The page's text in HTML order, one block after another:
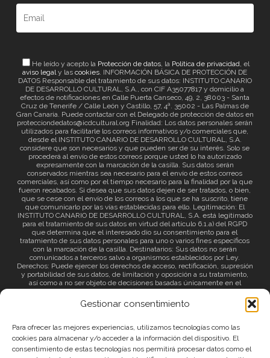
Gestionar consentimiento
Para ofrecer las mejores experiencias, utilizamos tecnologías como las
cookies para almacenar y/o acceder a la información del dispositivo. El
consentimiento de estas tecnologías nos permitirá procesar datos como el
He leído y acepto la Protección de datos, la Política de privacidad, el
aviso legaly lascookies. INFORMACIÓN BÁSICA DE PROTECCIÓN DE
DATOS Responsable del tratamiento de sus datos: INSTITUTO CANARIO
DE DESARROLLO CULTURAL, S.A., con CIF A35077817 y domicilio a
efectos de notificaciones en Calle Puerta Canseco, 49, 2, 38003 - Santa
Cruz de Tenerife / Calle León y Castillo, 57, 4ª. 35002 - Las Palmas de
Gran Canaria. Puede contactar con el Delegado de protección de datos en
protecciondedatos@icdcultural.org Finalidad: Los datos personales serán
utilizados para facilitarle los correos informativos y/o comerciales que,
desde el INSTITUTO CANARIO DE DESARROLLO CULTURAL, S.A.
considere que son necesarios y que pueden ser de su interés. Solo se
procederá al envío de estos correos porque usted lo ha autorizado
expresamente con la marcación de la casilla. Sus datos serán
conservados mientras sea necesario para el envío de estos correos
comerciales, así como por el tiempo necesario para la finalidad por la que
fueron recabados. Si desea que sus datos dejen de ser tratados, o bien,
que se cese con el envío de los correos a los que se ha suscrito, tiene
que comunicarlo por las vías establecidas para ello. Legitimación: El
INSTITUTO CANARIO DE DESARROLLO CULTURAL, S.A. está legitimado
para el tratamiento de sus datos en virtud del artículo 6.1.a) del RGPD
que determina que el interesado dio su consentimiento para el
tratamiento de sus datos personales para uno o varios fines específicos
con la marcación de la casilla. Destinatarios: Sus datos no serán
comunicados a terceros salvo a organismos establecidos por Ley.
Derechos: Puede ejercer los derechos de acceso, rectificación, supresión
y portabilidad de sus datos, de limitación y oposición a su tratamiento,
así como a no ser objeto de decisiones basadas únicamente en el
tratamiento automatizado de sus datos y revocar el consentimiento
prestado. Información adicional: Puede consultar la información adicional
a través del siguienteenlace.